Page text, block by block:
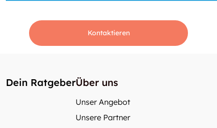
Kontaktieren
Dein RatgeberÜber uns
Unser Angebot
Unsere Partner